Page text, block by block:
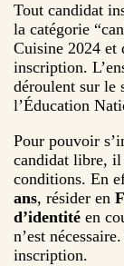
Tout candidat
la catégorie
Cuisine 2024 et
inscription.
déroulent sur le
l’Éducation
Pour pouvoir
candidat libre, il
conditions. En
ans, résider en
d’identité en
n’est
inscription.